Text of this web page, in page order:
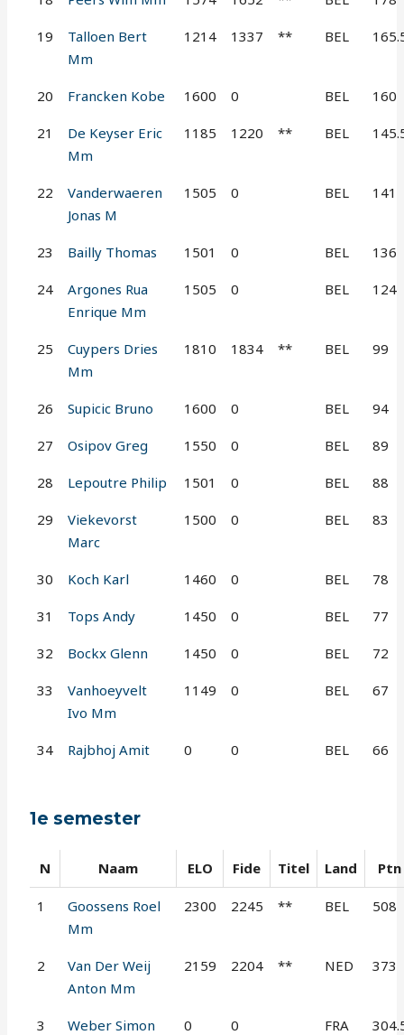
19
Talloen Bert
Mm
1214 1337 ** BEL
20 Francken Kobe 1600 0 BEL 160
21
De Keyser Eric
Mm
1185 1220 ** BEL
22
Vanderwaeren
Jonas M
1505 0 BEL 141
23 Bailly Thomas 1501 0 BEL 136
24
Argones Rua
Enrique Mm
1505 0 BEL 124
25
Cuypers Dries
Mm
1810 1834 ** BEL 99
26 Supicic Bruno 1600 0 BEL 94
27 Osipov Greg 1550 0 BEL 89
28 Lepoutre Philip 1501 0 BEL 88
29
Viekevorst
Marc
1500 0 BEL 83
30 Koch Karl 1460 0 BEL 78
31 Tops Andy 1450 0 BEL 77
32 Bockx Glenn 1450 0 BEL 72
33
Vanhoeyvelt
Ivo Mm
1149 0 BEL 67
34 Rajbhoj Amit 0 0 BEL 66
1e semester
N Naam ELO Fide Titel Land Ptn
1
Goossens Roel
Mm
2300 2245 ** BEL 508
2
Van Der Weij
Anton Mm
2159 2204 ** NED 373
3
Weber Simon
0 0 FRA